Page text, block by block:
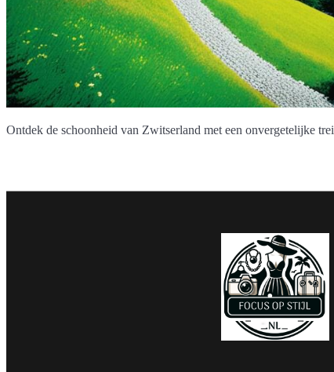
Ontdek de schoonheid van Zwitserland met een onvergetelijke